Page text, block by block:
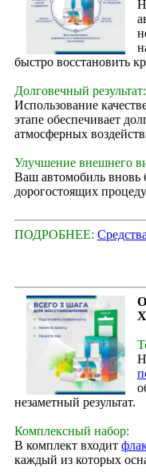
быстро восстановить
Долговечный результат:
Использование
этапе обеспечивает
атмосферных
Улучшение внешнего
Ваш автомобиль вновь
дорогостоящих
ПОДРОБНЕЕ:
незаметный результат.
Комплексный набор:
В комплект входит
каждый из которых